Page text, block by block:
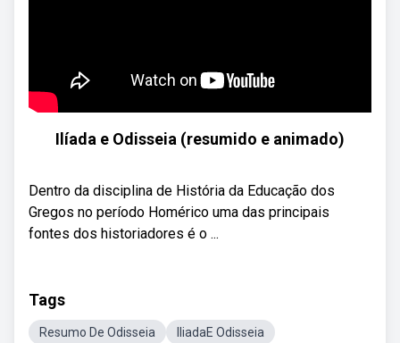
Ilíada e Odisseia (resumido e animado)
Dentro da disciplina de História da Educação dos
Gregos no período Homérico uma das principais
fontes dos historiadores é o ...
Tags
Resumo De Odisseia IliadaE Odisseia